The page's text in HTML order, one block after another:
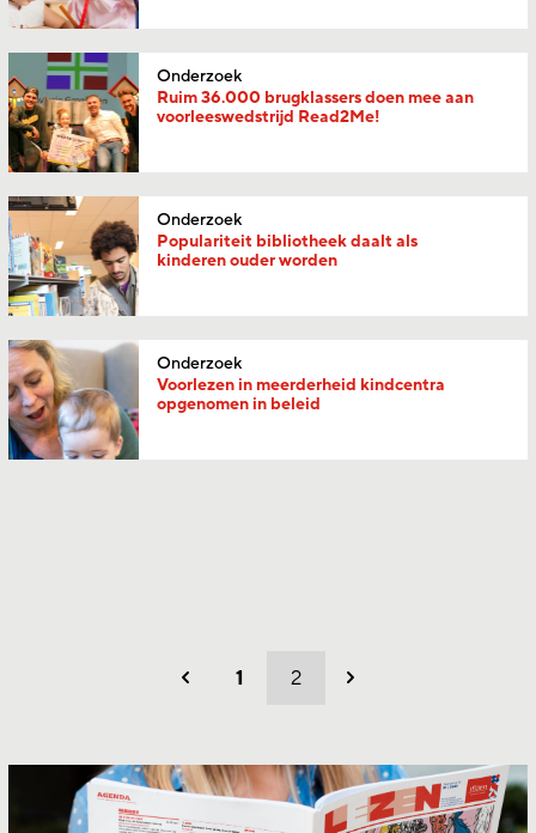
Onderzoek
Ruim 36.000 brugklassers doen mee aan
voorleeswedstrijd Read2Me!
Onderzoek
Populariteit bibliotheek daalt als
kinderen ouder worden
Onderzoek
Voorlezen in meerderheid kindcentra
opgenomen in beleid
Vorig 1 2 Volgend